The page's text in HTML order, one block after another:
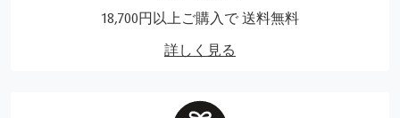
18,700円以上ご購入で 送料無料
詳しく見る